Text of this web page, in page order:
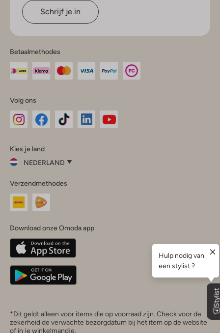
Schrijf je in
Betaalmethodes
Volg ons
InstagramFacebook
Kies je land
NEDERLAND
je
land
Nederland
Belgique(Français)
Deutschland
Verzendmethodes
Download onze Omoda app
*Dit geldt alleen voor items die op voorraad zijn. Check voor de
zekerheid de verwachte bezorgdatum bij het item op de website
of in je winkelmandje.